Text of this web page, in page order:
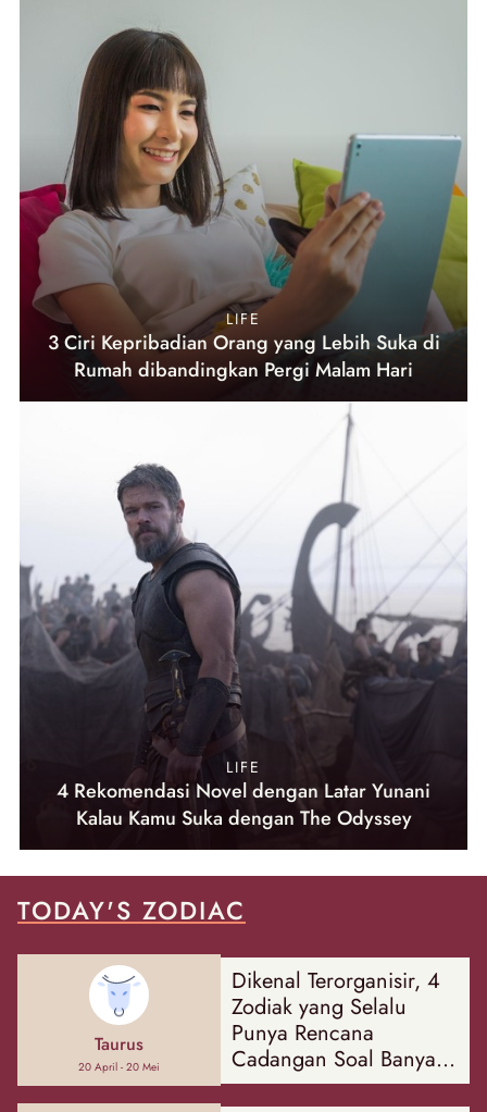
LIFE
3 Ciri Kepribadian Orang yang Lebih Suka di
Rumah dibandingkan Pergi Malam Hari
LIFE
4 Rekomendasi Novel dengan Latar Yunani
Kalau Kamu Suka dengan The Odyssey
TODAY'S ZODIAC
Taurus
20 April - 20 Mei
Dikenal Terorganisir, 4
Zodiak yang Selalu
Punya Rencana
Cadangan Soal Banyak
Hal